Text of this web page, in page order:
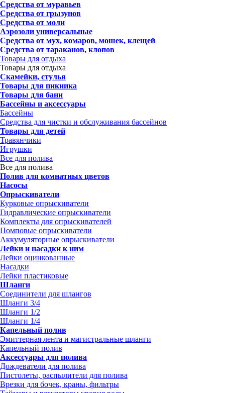
Средства от муравьев
Средства от грызунов
Средства от моли
Аэрозоли универсальные
Средства от мух, комаров, мошек, клещей
Средства от тараканов, клопов
Товары для отдыха
Товары для отдыха
Скамейки, стулья
Товары для пикника
Товары для бани
Бассейны и аксессуары
Бассейны
Средства для чистки и обслуживания бассейнов
Товары для детей
Травянчики
Игрушки
Все для полива
Все для полива
Полив для комнатных цветов
Насосы
Опрыскиватели
Курковые опрыскиватели
Гидравлические опрыскиватели
Комплекты для опрыскивателей
Помповые опрыскиватели
Аккумуляторные опрыскиватели
Лейки и насадки к ним
Лейки оцинкованные
Насадки
Лейки пластиковые
Шланги
Соединители для шлангов
Шланги 3/4
Шланги 1/2
Шланги 1/4
Капельный полив
Эмиттерная лента и магистральные шланги
Капельный полив
Аксессуары для полива
Дождеватели для полива
Пистолеты, распылители для полива
Врезки для бочек, краны, фильтры